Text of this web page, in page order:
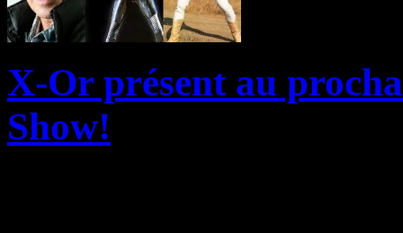
X-Or présent au
Show!